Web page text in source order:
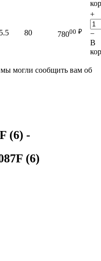
80 78000 ₽
+
−
В
могли сообщить вам об
(6) -
(6)